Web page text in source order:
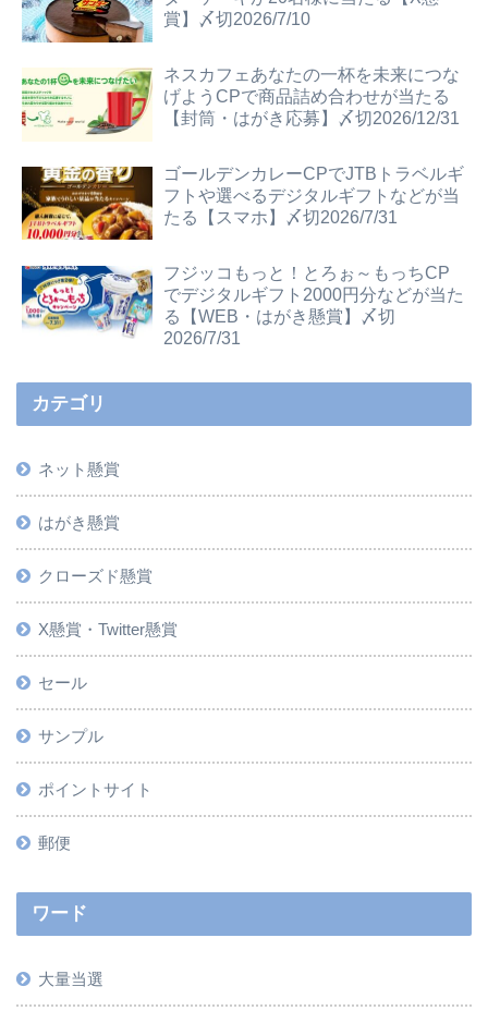
賞】〆切2026/7/10
ネスカフェあなたの一杯を未来につな
げようCPで商品詰め合わせが当たる
【封筒・はがき応募】〆切2026/12/31
ゴールデンカレーCPでJTBトラベルギ
フトや選べるデジタルギフトなどが当
たる【スマホ】〆切2026/7/31
フジッコもっと！とろぉ～もっちCP
でデジタルギフト2000円分などが当た
る【WEB・はがき懸賞】〆切
2026/7/31
カテゴリ
ネット懸賞
はがき懸賞
クローズド懸賞
X懸賞・Twitter懸賞
セール
サンプル
ポイントサイト
郵便
ワード
大量当選